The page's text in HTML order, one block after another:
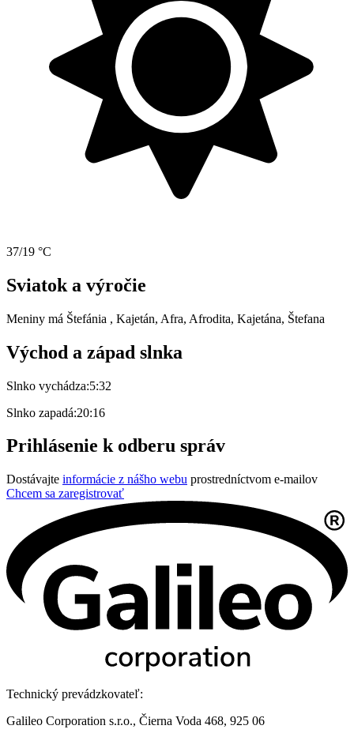
37/19 °C
Sviatok a výročie
Meniny má Štefánia , Kajetán, Afra, Afrodita, Kajetána, Štefana
Východ a západ slnka
Slnko vychádza:5:32
Slnko zapadá:20:16
Prihlásenie k odberu správ
Dostávajte informácie z nášho webu prostredníctvom e-mailov
Chcem sa zaregistrovať
Technický prevádzkovateľ:
Galileo Corporation s.r.o., Čierna Voda 468, 925 06